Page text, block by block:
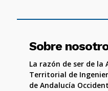
Sobre
La razón de ser de la
Territorial de
de Andalucía